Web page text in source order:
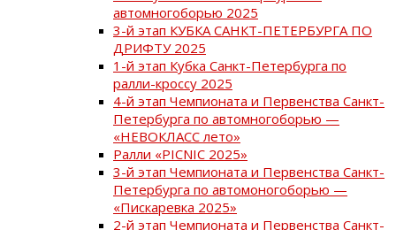
автомногоборью 2025
3-й этап КУБКА САНКТ-ПЕТЕРБУРГА ПО
ДРИФТУ 2025
1-й этап Кубка Санкт-Петербурга по
ралли-кроссу 2025
4-й этап Чемпионата и Первенства Санкт-
Петербурга по автомногоборью —
«НЕВОКЛАСС лето»
Ралли «PICNIC 2025»
3-й этап Чемпионата и Первенства Санкт-
Петербурга по автомоногоборью —
«Пискаревка 2025»
2-й этап Чемпионата и Первенства Санкт-